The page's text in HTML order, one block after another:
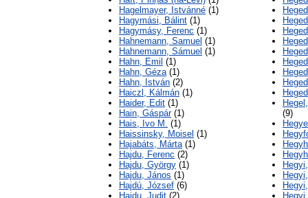
Hagelmayer, Istvánné (1)
Hagymási, Bálint (1)
Hagymásy, Ferenc (1)
Hahnemann, Samuel (1)
Hahnemann, Sámuel (1)
Hahn, Emil (1)
Hahn, Géza(1)
Hahn, István (2)
Haiczl, Kálmán (1)
Haider, Edit (1)
Hain, Gáspár(1)
Hais, Ivo M. (1)
Haissinsky, Moisel (1)
Hajabáts, Márta(1)
Hajdu, Ferenc (2)
Hajdu, György (1)
Hajdu, János (1)
Hajdú, József (6)
Hajdu, Judit (2)
(9)